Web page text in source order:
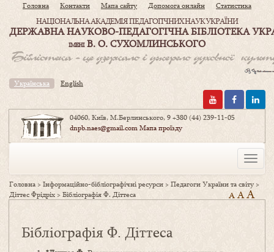
Головна Контакти Мапа сайту Допомога онлайн Статистика
НАЦІОНАЛЬНА АКАДЕМІЯ ПЕДАГОГІЧНИХ НАУК УКРАЇНИ
ДЕРЖАВНА НАУКОВО-ПЕДАГОГІЧНА БІБЛІОТЕКА
ІМЕНІВ. О. СУХОМЛИНСЬКОГО
Українська English
04060, Київ, М.Берлинського, 9+380 (44) 239-11-05
dnpb.naes@gmail.comМапа проїзду
Toggle
Головна >Інформаційно-бібліографічні ресурси >Педагоги України та світу>
Діттес Фрідріх >Бібліографія Ф. Діттеса A AA
Бібліографія Ф. Діттеса